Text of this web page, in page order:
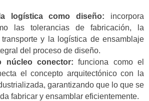
logística como diseño: incorpora
las tolerancias de fabricación, la
y la logística de ensamblaje
del proceso de diseño.
núcleo conector: funciona como el
el concepto arquitectónico con la
garantizando que lo que se
fabricar y ensamblar eficientemente.